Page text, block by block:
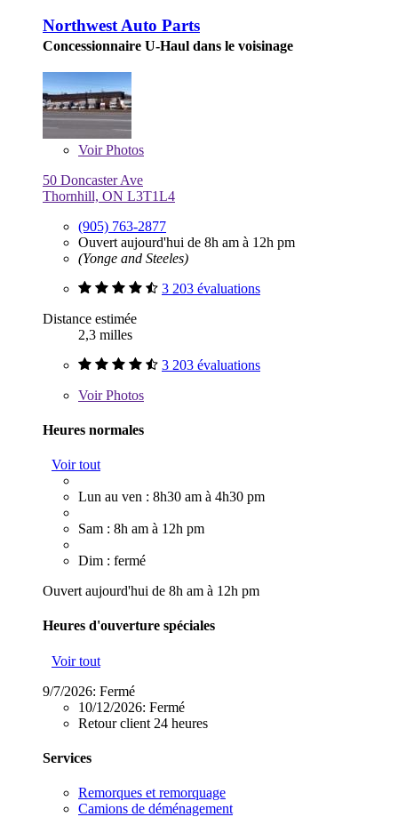
Northwest Auto Parts
Concessionnaire U-Haul dans le voisinage
VoirPhotos
50 Doncaster Ave
Thornhill, ON L3T1L4
(905) 763-2877
Ouvert aujourd'hui de 8h am à 12h pm
(Yonge and Steeles)
3 203 évaluations
Distance estimée
2,3 milles
3 203 évaluations
VoirPhotos
Heures normales
Voir tout
Lun au ven : 8h30 am à 4h30 pm
Sam : 8h am à 12h pm
Dim : fermé
Ouvert aujourd'hui de 8h am à 12h pm
Heures d'ouverture spéciales
Voir tout
9/7/2026: Fermé
10/12/2026: Fermé
Retour client 24 heures
Services
Remorques et remorquage
Camions de déménagement